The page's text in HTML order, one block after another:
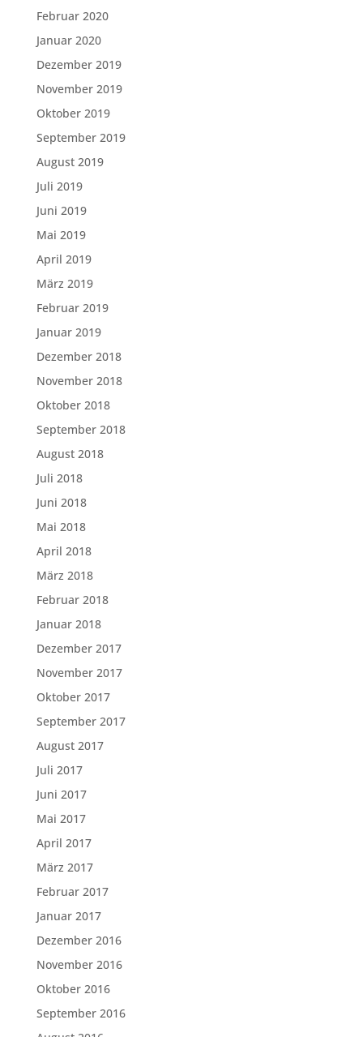
Februar 2020
Januar 2020
Dezember 2019
November 2019
Oktober 2019
September 2019
August 2019
Juli 2019
Juni 2019
Mai 2019
April 2019
März 2019
Februar 2019
Januar 2019
Dezember 2018
November 2018
Oktober 2018
September 2018
August 2018
Juli 2018
Juni 2018
Mai 2018
April 2018
März 2018
Februar 2018
Januar 2018
Dezember 2017
November 2017
Oktober 2017
September 2017
August 2017
Juli 2017
Juni 2017
Mai 2017
April 2017
März 2017
Februar 2017
Januar 2017
Dezember 2016
November 2016
Oktober 2016
September 2016